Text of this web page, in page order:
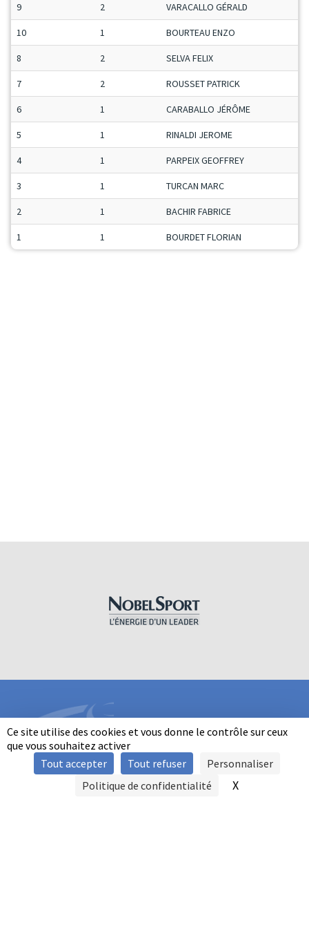
Ce site utilise des cookies et vous donne le contrôle sur ceux
que vous souhaitez activer
Tout accepter
Tout refuser
Personnaliser
Politique de confidentialité
X
9 2 VARACALLO GÉRALD
10 1 BOURTEAU ENZO
8 2 SELVA FELIX
7 2 ROUSSET PATRICK
6 1 CARABALLO JÉRÔME
5 1 RINALDI JEROME
4 1 PARPEIX GEOFFREY
3 1 TURCAN MARC
2 1 BACHIR FABRICE
1 1 BOURDET FLORIAN
INFORMATIONS
SIGNALER UNE VIOLENCE